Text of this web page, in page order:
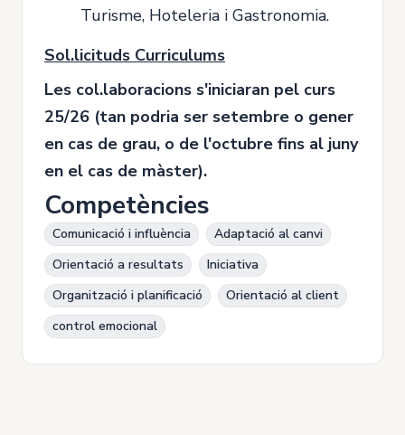
Turisme, Hoteleria i Gastronomia.
Sol.licituds Curriculums
Les col.laboracions s'iniciaran pel curs
25/26 (tan podria ser setembre o gener
en cas de grau, o de l'octubre fins al juny
en el cas de màster).
Competències
Comunicació i influència
Adaptació al canvi
Orientació a resultats
Iniciativa
Organització i planificació
Orientació al client
control emocional